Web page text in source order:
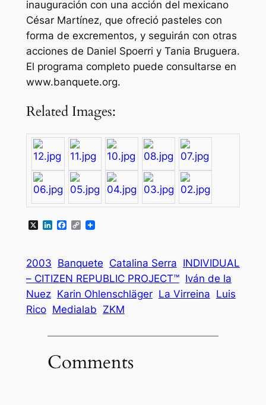
inauguración con una acción del mexicano
César Martínez, que ofreció pasteles con
forma de excrementos, y seguirán con otras
acciones de Daniel Spoerri y Tania Bruguera.
El programa completo puede consultarse en
www.banquete.org.
Related Images:
X LinkedIn
Facebook
Copy
2003 Banquete Catalina Serra INDIVIDUAL
– CITIZEN REPUBLIC PROJECT™ Iván de la
Nuez Karin Ohlenschläger La Virreina Luis
Rico Medialab ZKM
Comments